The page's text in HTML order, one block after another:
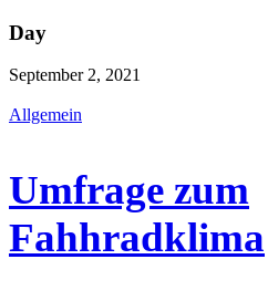
Day
September 2, 2021
Allgemein
Umfrage zum
Fahhradklima